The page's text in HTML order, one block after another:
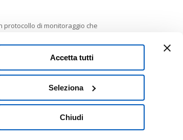
Accetta tutti
Seleziona
Chiudi
protocollo di monitoraggio che